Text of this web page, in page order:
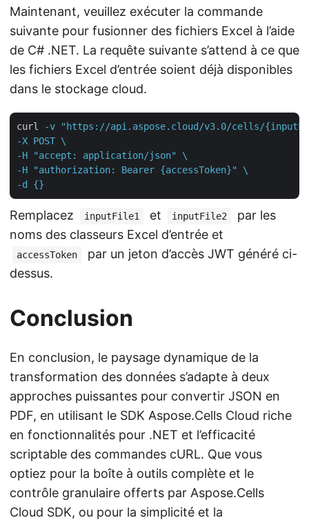
Maintenant, veuillez exécuter la commande
suivante pour fusionner des fichiers Excel à l’aide
de C# .NET. La requête suivante s’attend à ce que
les fichiers Excel d’entrée soient déjà disponibles
dans le stockage cloud.
curl
-v "https://api.aspose.cloud/v3.0/cells/
-X POST \
-H "accept: application/json" \
-H "authorization: Bearer {accessToken}" \
-d {}
Remplacez inputFile1 et inputFile2
par les
noms des classeurs Excel d’entrée et
accessToken
par un jeton d’accès JWT généré ci-
dessus.
Conclusion
En conclusion, le paysage dynamique de la
transformation des données s’adapte à deux
approches puissantes pour convertir JSON en
PDF, en utilisant le SDK Aspose.Cells Cloud riche
en fonctionnalités pour .NET et l’efficacité
scriptable des commandes cURL. Que vous
optiez pour la boîte à outils complète et le
contrôle granulaire offerts par Aspose.Cells
Cloud SDK, ou pour la simplicité et la